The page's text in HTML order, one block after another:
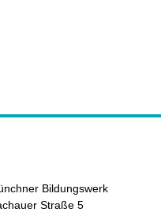
Bildungswerk
Straße 5